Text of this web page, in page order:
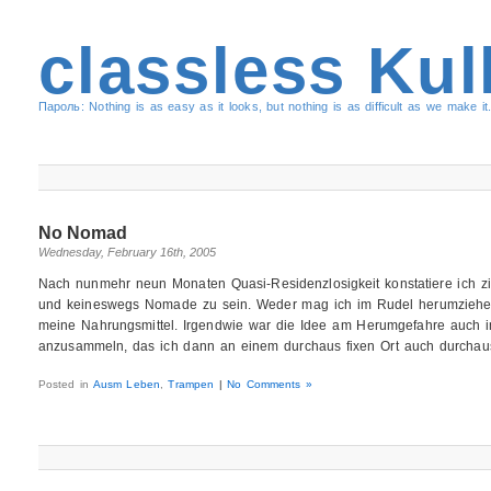
classless
Пароль: Nothing is as easy as it looks, but nothing is as difficult as we make it.
No Nomad
Wednesday, February 16th, 2005
Nach nunmehr neun Monaten Quasi-Residenzlosigkeit konstatiere ich
und keineswegs Nomade zu sein. Weder mag ich im Rudel
meine Nahrungsmittel. Irgendwie war die Idee am Herumgefahre auch
anzusammeln, das ich dann an einem durchaus fixen Ort auch
Posted in Ausm Leben ,Trampen | No Comments »